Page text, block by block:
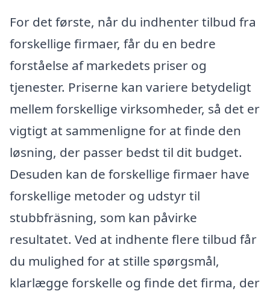
For det første, når du indhenter tilbud fra
forskellige firmaer, får du en bedre
forståelse af markedets priser og
tjenester. Priserne kan variere betydeligt
mellem forskellige virksomheder, så det er
vigtigt at sammenligne for at finde den
løsning, der passer bedst til dit budget.
Desuden kan de forskellige firmaer have
forskellige metoder og udstyr til
stubbfräsning, som kan påvirke
resultatet. Ved at indhente flere tilbud får
du mulighed for at stille spørgsmål,
klarlægge forskelle og finde det firma, der